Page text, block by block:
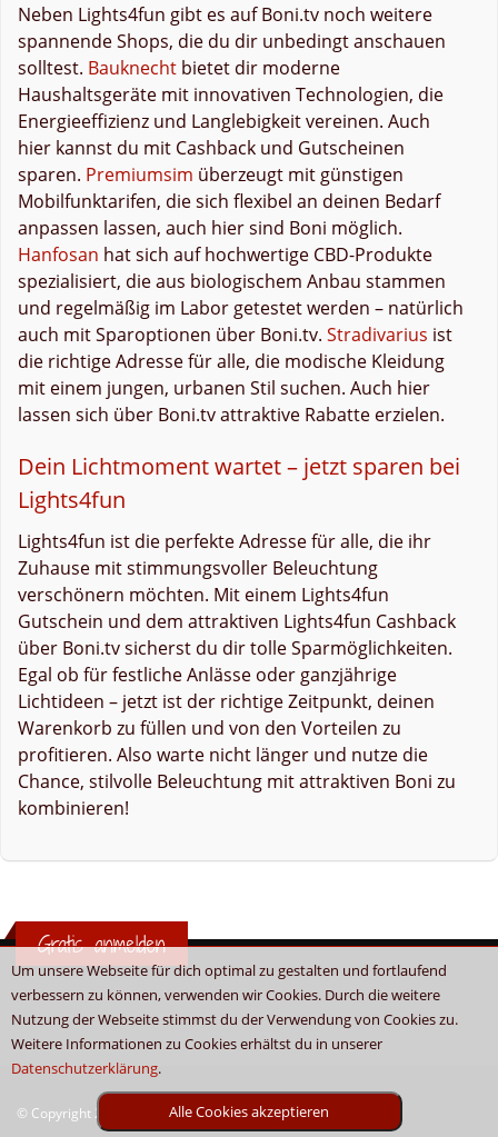
Um unsere Webseite für dich optimal zu gestalten und fortlaufend
verbessern zu können, verwenden wir Cookies. Durch die weitere
Nutzung der Webseite stimmst du der Verwendung von Cookies zu.
Weitere Informationen zu Cookies erhältst du in unserer
Datenschutzerklärung.
Alle Cookies akzeptieren
Neben Lights4fun gibt es auf Boni.tv noch weitere
spannende Shops, die du dir unbedingt anschauen
solltest. Bauknecht bietet dir moderne
Haushaltsgeräte mit innovativen Technologien, die
Energieeffizienz und Langlebigkeit vereinen. Auch
hier kannst du mit Cashback und Gutscheinen
sparen. Premiumsim überzeugt mit günstigen
Mobilfunktarifen, die sich flexibel an deinen Bedarf
anpassen lassen, auch hier sind Boni möglich.
Hanfosan hat sich auf hochwertige CBD-Produkte
spezialisiert, die aus biologischem Anbau stammen
und regelmäßig im Labor getestet werden – natürlich
auch mit Sparoptionen über Boni.tv. Stradivarius ist
die richtige Adresse für alle, die modische Kleidung
mit einem jungen, urbanen Stil suchen. Auch hier
lassen sich über Boni.tv attraktive Rabatte erzielen.
Dein Lichtmoment wartet – jetzt sparen bei
Lights4fun
Lights4fun ist die perfekte Adresse für alle, die ihr
Zuhause mit stimmungsvoller Beleuchtung
verschönern möchten. Mit einem Lights4fun
Gutschein und dem attraktiven Lights4fun Cashback
über Boni.tv sicherst du dir tolle Sparmöglichkeiten.
Egal ob für festliche Anlässe oder ganzjährige
Lichtideen – jetzt ist der richtige Zeitpunkt, deinen
Warenkorb zu füllen und von den Vorteilen zu
profitieren. Also warte nicht länger und nutze die
Chance, stilvolle Beleuchtung mit attraktiven Boni zu
kombinieren!
Gratis anmelden
© Copyright 2026 - Boni.tv / Cashback & Gutscheine